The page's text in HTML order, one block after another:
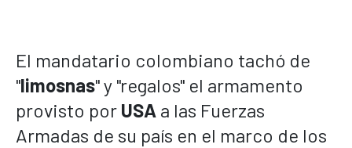
El mandatario colombiano tachó de
"limosnas" y "regalos" el armamento
provisto por USA a las Fuerzas
Armadas de su país en el marco de los